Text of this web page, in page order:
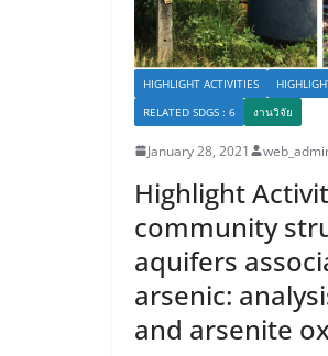
HIGHLIGHT ACTIVITIES
RELATED SDGS : 6
งานวิจัย
January 28, 2021
Highlight
community
aquifers
arsenic:
and arsenite